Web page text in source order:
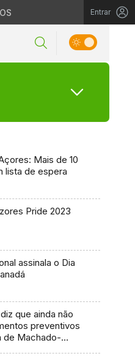
Entrar
Mais de 10
lista de espera
Pride 2023
assinala o Dia
que ainda não
preventivos
de Machado-